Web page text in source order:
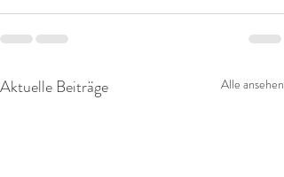
Aktuelle Beiträge Alle ansehen